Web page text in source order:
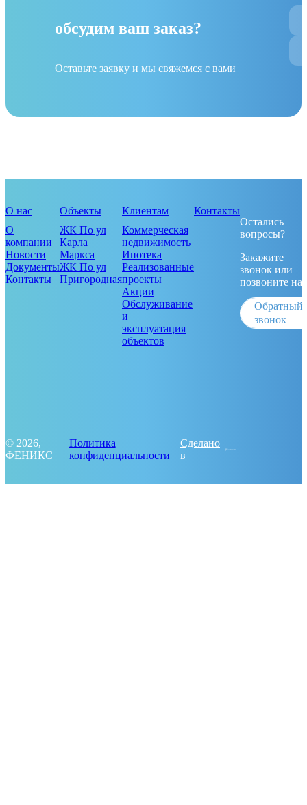
обсудим ваш заказ?
Оставьте заявку и мы свяжемся с вами
О нас
О
компании
Новости
Документы
Контакты
Объекты
ЖК По ул
Карла
Маркса
ЖК По ул
Пригородная
Клиентам
Коммерческая
недвижимость
Ипотека
Реализованные
проекты
Акции
Обслуживание
и
эксплуатация
объектов
Контакты
Остались
вопросы?
Закажите
звонок или
позвоните
Обратный
звонок
© 2026,
ФЕНИКС
Политика
конфиденциальности
Сделано
в